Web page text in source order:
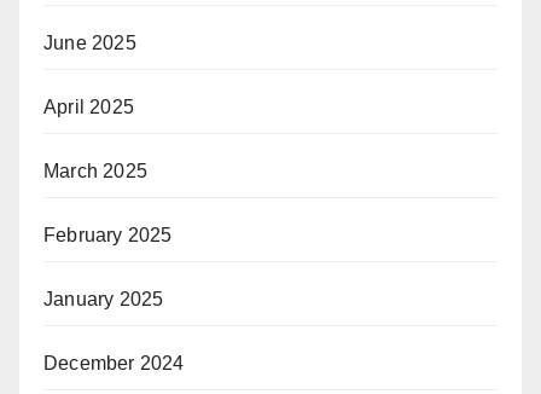
June 2025
April 2025
March 2025
February 2025
January 2025
December 2024